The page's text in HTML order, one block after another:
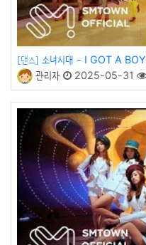
[댄스] 소녀시대 - I GOT A BOY
관리자
2025-05-31